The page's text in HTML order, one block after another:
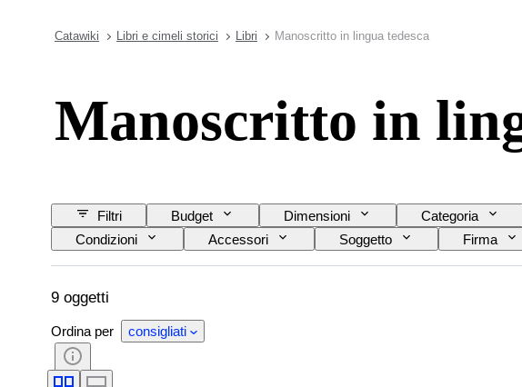
Catawiki Libri e cimeli storici Libri Manoscritto in lingua tedesca
Manoscritto in
Filtri Budget Dimensioni Categoria
Condizioni
Accessori Soggetto Firma
9 oggetti
Ordina per consigliati